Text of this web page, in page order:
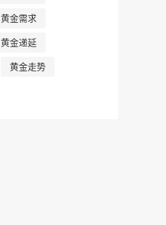
黄金需求
黄金递延
黄金走势